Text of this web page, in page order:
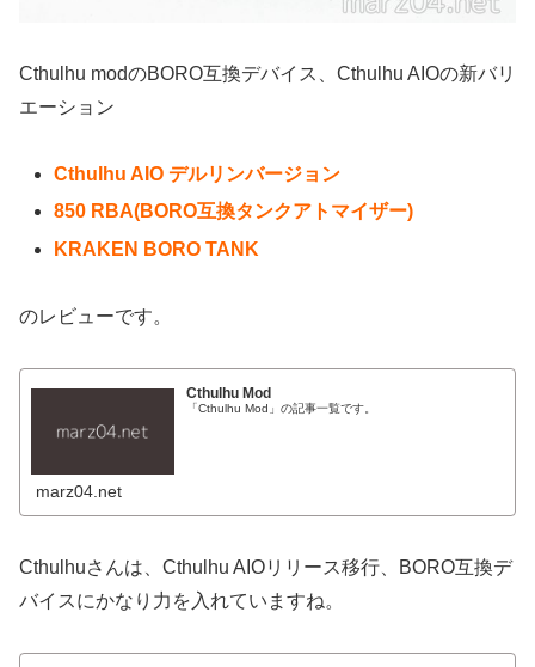
Cthulhu modのBORO互換デバイス、Cthulhu AIOの新バリ
エーション
Cthulhu AIO デルリンバージョン
850 RBA(BORO互換タンクアトマイザー)
KRAKEN BORO TANK
のレビューです。
Cthulhu Mod
「Cthulhu Mod」の記事一覧です。
marz04.net
Cthulhuさんは、Cthulhu AIOリリース移行、BORO互換デ
バイスにかなり力を入れていますね。